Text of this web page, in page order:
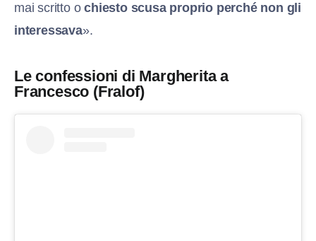
mai scritto ochiesto scusa proprio perché non gli
interessava».
Le confessioni di Margherita a
Francesco (Fralof)